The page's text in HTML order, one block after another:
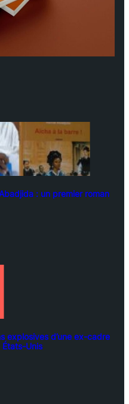
: un premier roman
explosives d’une ex-cadre
Unis